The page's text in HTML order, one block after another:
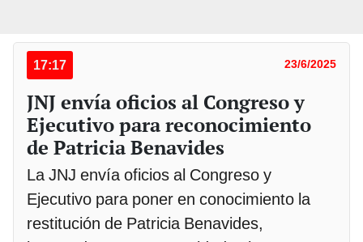
17:17 23/6/2025
JNJ envía oficios al Congreso y
Ejecutivo para reconocimiento
de Patricia Benavides
La JNJ envía oficios al Congreso y
Ejecutivo para poner en conocimiento la
restitución de Patricia Benavides,